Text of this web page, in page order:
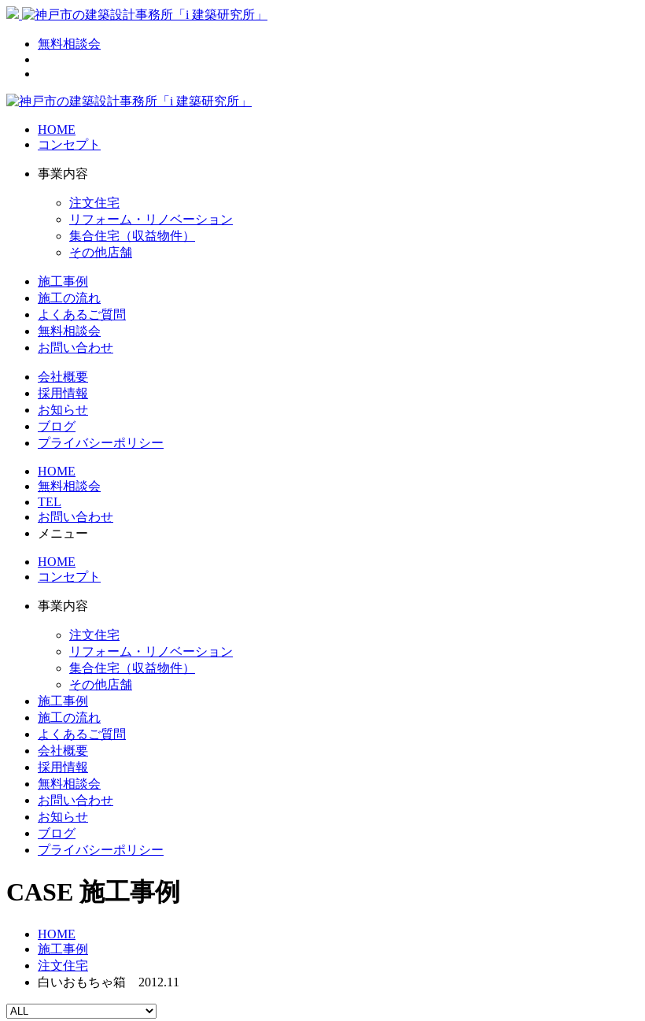
無料相談会
HOME
コンセプト
事業内容
注文住宅
リフォーム・リノベーション
集合住宅（収益物件）
その他店舗
施工事例
施工の流れ
よくあるご質問
無料相談会
お問い合わせ
会社概要
採用情報
お知らせ
ブログ
プライバシーポリシー
HOME
無料相談会
TEL
お問い合わせ
メニュー
HOME
コンセプト
事業内容
注文住宅
リフォーム・リノベーション
集合住宅（収益物件）
その他店舗
施工事例
施工の流れ
よくあるご質問
会社概要
採用情報
無料相談会
お問い合わせ
お知らせ
ブログ
プライバシーポリシー
CASE 施工事例
HOME
施工事例
注文住宅
白いおもちゃ箱 2012.11